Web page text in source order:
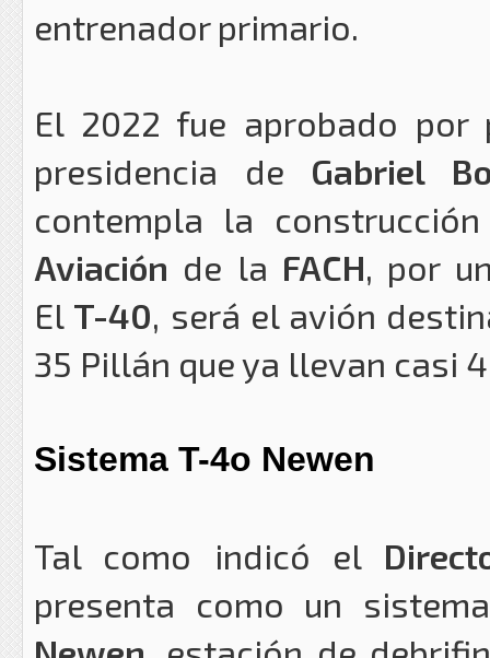
entrenador primario.
El 2022 fue aprobado
presidencia de Gabriel
contempla la
Aviación de la FACH, por
El T-40, será el avión
35 Pillán que ya llevan casi
Sistema T-4o Newen
Tal como indicó el
presenta como un